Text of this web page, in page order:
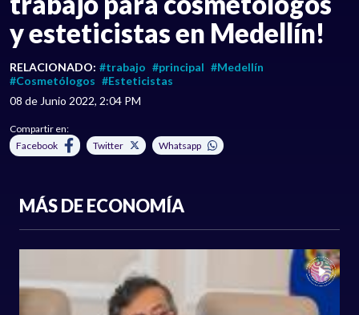
y esteticistas en Medellín!
RELACIONADO: #trabajo #principal #Medellín
#Cosmetólogos #Esteticistas
08 de Junio 2022, 2:04 PM
Compartir en:
Facebook
Twitter Whatsapp
MÁS DE ECONOMÍA